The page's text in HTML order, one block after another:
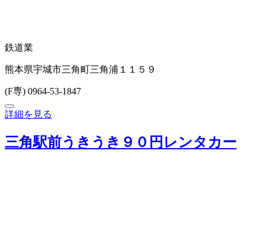
鉄道業
熊本県宇城市三角町三角浦１１５９
(F専) 0964-53-1847
詳細を見る
三角駅前うきうき９０円レンタカー